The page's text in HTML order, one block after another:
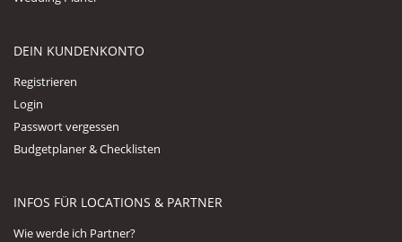
DEIN KUNDENKONTO
Registrieren
Login
Passwort vergessen
Budgetplaner & Checklisten
INFOS FÜR LOCATIONS & PARTNER
Wie werde ich Partner?